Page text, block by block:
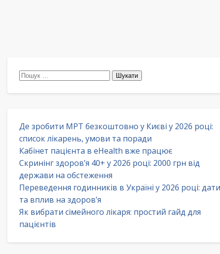
Пошук:
Де зробити МРТ безкоштовно у Києві у 2026 році:
список лікарень, умови та поради
Кабінет пацієнта в eHealth вже працює
Скринінг здоров’я 40+ у 2026 році: 2000 грн від
держави на обстеження
Переведення годинників в Україні у 2026 році: дати
та вплив на здоров’я
Як вибрати сімейного лікаря: простий гайд для
пацієнтів